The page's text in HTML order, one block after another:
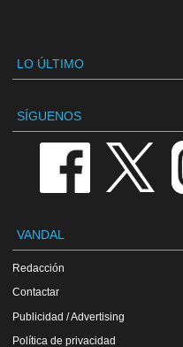
LO ÚLTIMO
SÍGUENOS
VANDAL
Redacción
Contactar
Publicidad / Advertising
Política de privacidad